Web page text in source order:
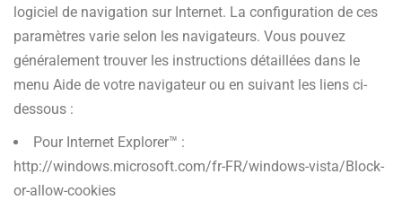
logiciel de navigation sur Internet. La configuration de ces
paramètres varie selon les navigateurs. Vous pouvez
généralement trouver les instructions détaillées dans le
menu Aide de votre navigateur ou en suivant les liens ci-
dessous :
Pour Internet Explorer™ :
http://windows.microsoft.com/fr-FR/windows-vista/Block-
or-allow-cookies